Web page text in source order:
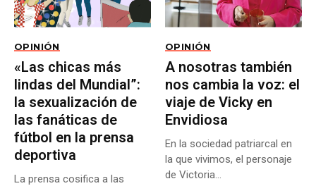
OPINIÓN
«Las chicas más
lindas del Mundial”:
la sexualización de
las fanáticas de
fútbol en la prensa
deportiva
La prensa cosifica a las
OPINIÓN
A nosotras también
nos cambia la voz: el
viaje de Vicky en
Envidiosa
En la sociedad patriarcal en
la que vivimos, el personaje
de Victoria...